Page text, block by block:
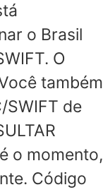
o Brasil
O
também
SWIFT de
o momento,
Código